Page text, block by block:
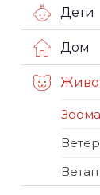
Дети
Дом